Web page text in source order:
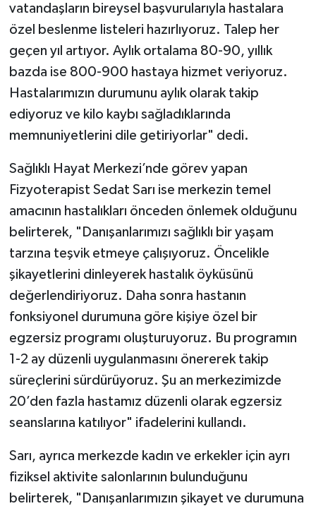
vatandaşların bireysel başvurularıyla hastalara
özel beslenme listeleri hazırlıyoruz. Talep her
geçen yıl artıyor. Aylık ortalama 80-90, yıllık
bazda ise 800-900 hastaya hizmet veriyoruz.
Hastalarımızın durumunu aylık olarak takip
ediyoruz ve kilo kaybı sağladıklarında
memnuniyetlerini dile getiriyorlar" dedi.
Sağlıklı Hayat Merkezi’nde görev yapan
Fizyoterapist Sedat Sarı ise merkezin temel
amacının hastalıkları önceden önlemek olduğunu
belirterek, "Danışanlarımızı sağlıklı bir yaşam
tarzına teşvik etmeye çalışıyoruz. Öncelikle
şikayetlerini dinleyerek hastalık öyküsünü
değerlendiriyoruz. Daha sonra hastanın
fonksiyonel durumuna göre kişiye özel bir
egzersiz programı oluşturuyoruz. Bu programın
1-2 ay düzenli uygulanmasını önererek takip
süreçlerini sürdürüyoruz. Şu an merkezimizde
20’den fazla hastamız düzenli olarak egzersiz
seanslarına katılıyor" ifadelerini kullandı.
Sarı, ayrıca merkezde kadın ve erkekler için ayrı
fiziksel aktivite salonlarının bulunduğunu
belirterek, "Danışanlarımızın şikayet ve durumuna